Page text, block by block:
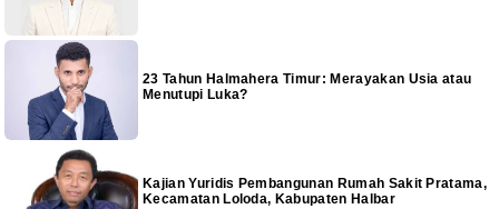
23 Tahun Halmahera Timur: Merayakan Usia atau
Menutupi Luka?
Kajian Yuridis Pembangunan Rumah Sakit Pratama,
Kecamatan Loloda, Kabupaten Halbar